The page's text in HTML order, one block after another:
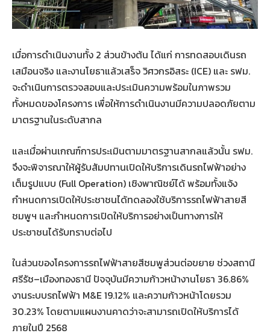
เมื่อการดำเนินงานทั้ง 2 ส่วนข้างต้น ได้แก่ การทดสอบเดินรถ
เสมือนจริง และงานโยธาแล้วเสร็จวิศวกรอิสระ (ICE) และ รฟม.
จะดำเนินการตรวจสอบและประเมินความพร้อมในภาพรวม
ทั้งหมดของโครงการ เพื่อให้การดำเนินงานมีความปลอดภัยตาม
มาตรฐานในระดับสากล
และเมื่อผ่านเกณฑ์การประเมินตามมาตรฐานสากลแล้วนั้น รฟม.
จึงจะพิจารณาให้ผู้รับสัมปทานเปิดให้บริการเดินรถไฟฟ้าอย่าง
เต็มรูปแบบ (Full Operation) เชิงพาณิชย์ได้พร้อมทั้งแจ้ง
กำหนดการเปิดให้ประชาชนได้ทดลองใช้บริการรถไฟฟ้าสายสี
ชมพูฯ และกำหนดการเปิดให้บริการอย่างเป็นทางการให้
ประชาชนได้รับทราบต่อไป
ในส่วนของโครงการรถไฟฟ้าสายสีชมพูส่วนต่อขยาย ช่วงสถานี
ศรีรัช–เมืองทองธานี ปัจจุบันมีความก้าวหน้างานโยธา 36.86%
งานระบบรถไฟฟ้า M&E 19.12% และความก้าวหน้าโดยรวม
30.23% โดยตามแผนงานคาดว่าจะสามารถเปิดให้บริการได้
ภายในปี 2568